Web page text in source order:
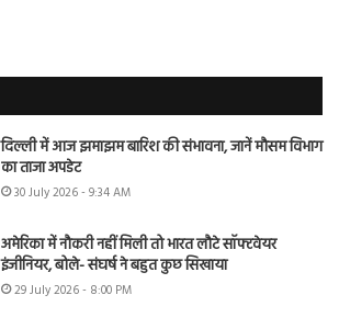
दिल्ली में आज झमाझम बारिश की संभावना, जानें मौसम विभाग
का ताजा अपडेट
30 July 2026 - 9:34 AM
अमेरिका में नौकरी नहीं मिली तो भारत लौटे सॉफ्टवेयर
इंजीनियर, बोले- संघर्ष ने बहुत कुछ सिखाया
29 July 2026 - 8:00 PM